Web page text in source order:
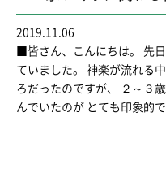
2019.11.06
■皆さん、こんにちは。 先
ていました。 神楽が流れる
ろだったのですが、 ２～３
んでいたのが とても印象的